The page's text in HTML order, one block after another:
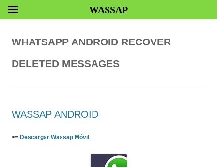
WHATSAPP ANDROID RECOVER
DELETED MESSAGES
WASSAP ANDROID
<= Descargar Wassap Móvil
WASSAP